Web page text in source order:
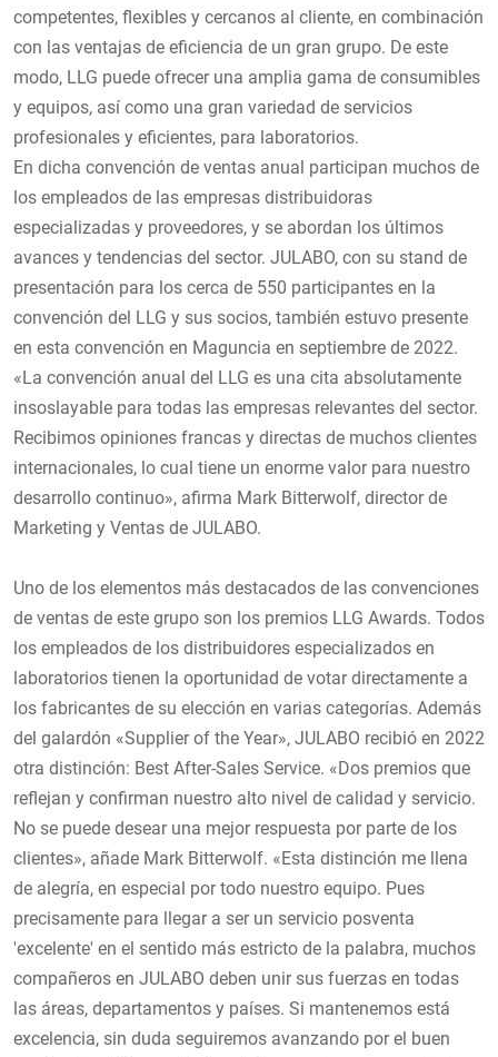
competentes, flexibles y cercanos al cliente, en combinación
con las ventajas de eficiencia de un gran grupo. De este
modo, LLG puede ofrecer una amplia gama de consumibles
y equipos, así como una gran variedad de servicios
profesionales y eficientes, para laboratorios.
En dicha convención de ventas anual participan muchos de
los empleados de las empresas distribuidoras
especializadas y proveedores, y se abordan los últimos
avances y tendencias del sector. JULABO, con su stand de
presentación para los cerca de 550 participantes en la
convención del LLG y sus socios, también estuvo presente
en esta convención en Maguncia en septiembre de 2022.
«La convención anual del LLG es una cita absolutamente
insoslayable para todas las empresas relevantes del sector.
Recibimos opiniones francas y directas de muchos clientes
internacionales, lo cual tiene un enorme valor para nuestro
desarrollo continuo», afirma Mark Bitterwolf, director de
Marketing y Ventas de JULABO.
Uno de los elementos más destacados de las convenciones
de ventas de este grupo son los premios LLG Awards. Todos
los empleados de los distribuidores especializados en
laboratorios tienen la oportunidad de votar directamente a
los fabricantes de su elección en varias categorías. Además
del galardón «Supplier of the Year», JULABO recibió en 2022
otra distinción: Best After-Sales Service. «Dos premios que
reflejan y confirman nuestro alto nivel de calidad y servicio.
No se puede desear una mejor respuesta por parte de los
clientes», añade Mark Bitterwolf. «Esta distinción me llena
de alegría, en especial por todo nuestro equipo. Pues
precisamente para llegar a ser un servicio posventa
'excelente' en el sentido más estricto de la palabra, muchos
compañeros en JULABO deben unir sus fuerzas en todas
las áreas, departamentos y países. Si mantenemos está
excelencia, sin duda seguiremos avanzando por el buen